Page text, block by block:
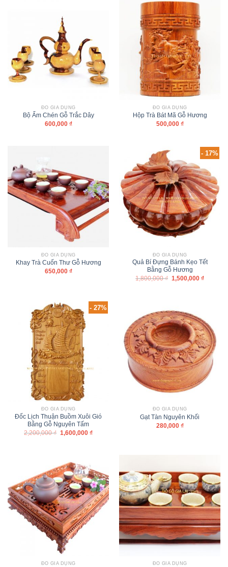
ĐỒ GIA DỤNG
Bộ Ấm Chén Gỗ Trắc Dây
600,000 ₫
ĐỒ GIA DỤNG
Hộp Trà Bát Mã Gỗ Hương
500,000 ₫
ĐỒ GIA DỤNG
Khay Trà Cuốn Thư Gỗ Hương
650,000 ₫
- 17%
ĐỒ GIA DỤNG
Quả Bí Đựng Bánh Kẹo Tết
Bằng Gỗ Hương
1,800,000₫ 1,500,000 ₫
- 27%
ĐỒ GIA DỤNG
Đốc Lịch Thuận Buồm Xuôi Gió
Bằng Gỗ Nguyên Tấm
2,200,000₫ 1,600,000 ₫
ĐỒ GIA DỤNG
Gạt Tàn Nguyên Khối
280,000 ₫
ĐỒ GIA DỤNG ĐỒ GIA DỤNG